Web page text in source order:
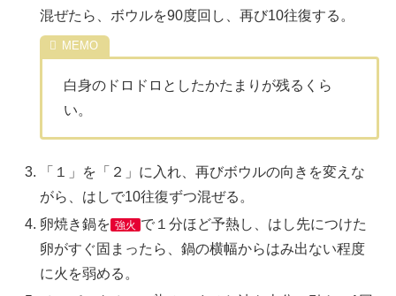
混ぜたら、ボウルを90度回し、再び10往復する。
白身のドロドロとしたかたまりが残るくら
い。
「１」を「２」に入れ、再びボウルの向きを変えな
がら、はしで10往復ずつ混ぜる。
卵焼き鍋を 強火 で１分ほど予熱し、はし先につけた
卵がすぐ固まったら、鍋の横幅からはみ出ない程度
に火を弱める。